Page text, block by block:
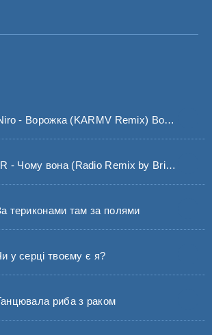
(KARMV Remix) Вона тобі вона тобі вона тобі не скаже
Чому вона (Radio Remix by Bridge UA)
териконами там за полями
у серці твоєму є я?
риба з раком